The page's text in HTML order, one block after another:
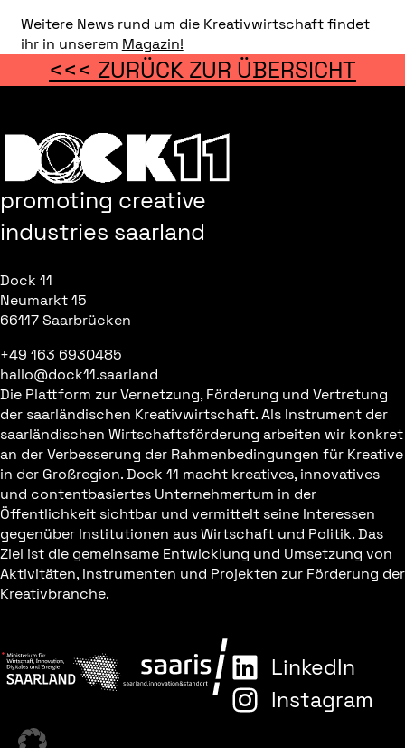
Weitere News rund um die Kreativwirtschaft findet
ihr in unserem Magazin!
<<< ZURÜCK ZUR ÜBERSICHT
promoting creative
industries saarland
Dock 11
Neumarkt 15
66117 Saarbrücken
+49 163 6930485
hallo@dock11.saarland
Die Plattform zur Vernetzung, Förderung und Vertretung
der saarländischen Kreativwirtschaft. Als Instrument der
saarländischen Wirtschaftsförderung arbeiten wir konkret
an der Verbesserung der Rahmenbedingungen für Kreative
in der Großregion. Dock 11 macht kreatives, innovatives
und contentbasiertes Unternehmertum in der
Öffentlichkeit sichtbar und vermittelt seine Interessen
gegenüber Institutionen aus Wirtschaft und Politik. Das
Ziel ist die gemeinsame Entwicklung und Umsetzung von
Aktivitäten, Instrumenten und Projekten zur Förderung der
Kreativbranche.
LinkedIn
Instagram